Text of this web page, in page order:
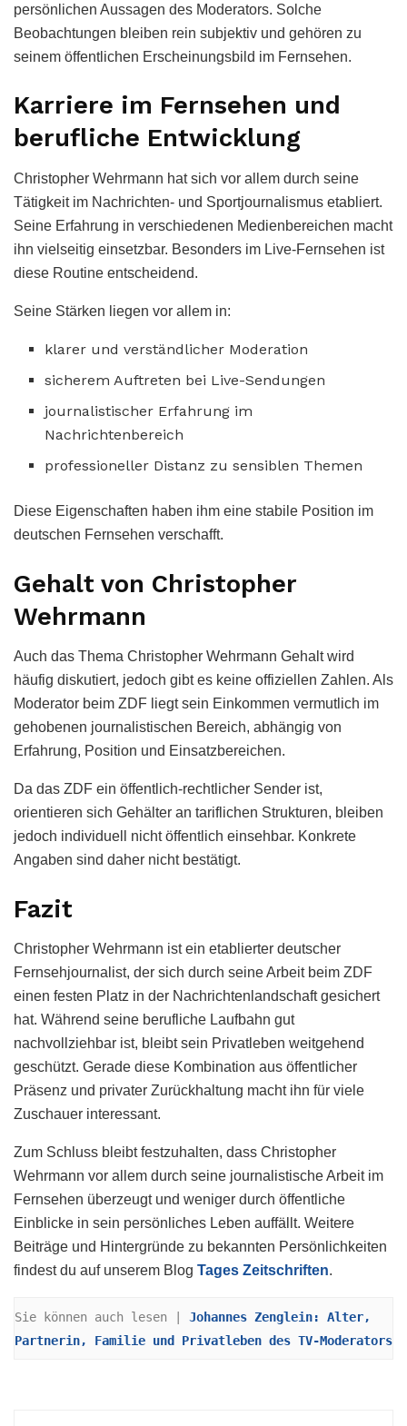
persönlichen Aussagen des Moderators. Solche
Beobachtungen bleiben rein subjektiv und gehören zu
seinem öffentlichen Erscheinungsbild im Fernsehen.
Karriere im Fernsehen und
berufliche Entwicklung
Christopher Wehrmann hat sich vor allem durch seine
Tätigkeit im Nachrichten- und Sportjournalismus etabliert.
Seine Erfahrung in verschiedenen Medienbereichen macht
ihn vielseitig einsetzbar. Besonders im Live-Fernsehen ist
diese Routine entscheidend.
Seine Stärken liegen vor allem in:
klarer und verständlicher Moderation
sicherem Auftreten bei Live-Sendungen
journalistischer Erfahrung im
Nachrichtenbereich
professioneller Distanz zu sensiblen Themen
Diese Eigenschaften haben ihm eine stabile Position im
deutschen Fernsehen verschafft.
Gehalt von Christopher
Wehrmann
Auch das Thema Christopher Wehrmann Gehalt wird
häufig diskutiert, jedoch gibt es keine offiziellen Zahlen. Als
Moderator beim ZDF liegt sein Einkommen vermutlich im
gehobenen journalistischen Bereich, abhängig von
Erfahrung, Position und Einsatzbereichen.
Da das ZDF ein öffentlich-rechtlicher Sender ist,
orientieren sich Gehälter an tariflichen Strukturen, bleiben
jedoch individuell nicht öffentlich einsehbar. Konkrete
Angaben sind daher nicht bestätigt.
Fazit
Christopher Wehrmann ist ein etablierter deutscher
Fernsehjournalist, der sich durch seine Arbeit beim ZDF
einen festen Platz in der Nachrichtenlandschaft gesichert
hat. Während seine berufliche Laufbahn gut
nachvollziehbar ist, bleibt sein Privatleben weitgehend
geschützt. Gerade diese Kombination aus öffentlicher
Präsenz und privater Zurückhaltung macht ihn für viele
Zuschauer interessant.
Zum Schluss bleibt festzuhalten, dass Christopher
Wehrmann vor allem durch seine journalistische Arbeit im
Fernsehen überzeugt und weniger durch öffentliche
Einblicke in sein persönliches Leben auffällt. Weitere
Beiträge und Hintergründe zu bekannten Persönlichkeiten
findest du auf unserem Blog Tages Zeitschriften.
Sie können auch lesen | Johannes Zenglein: Alter,
Partnerin, Familie und Privatleben des TV-Moderators